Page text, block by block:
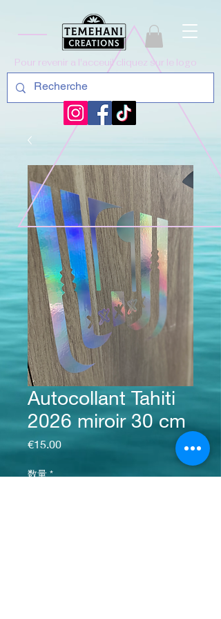
Pour revenir a l'acceuil cliquez sur le logo
Autocollant Tahiti
2026 miroir 30 cm
€15.00価格
数量 *